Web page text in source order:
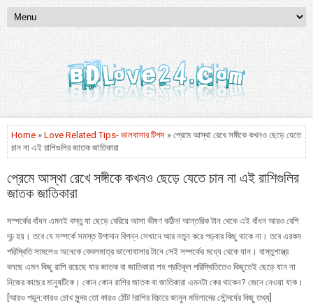
Home » Love Related Tips- ভালবাসার টিপস » প্রেমে আস্থা রেখে সঙ্গীকে কখনও ছেড়ে যেতে
চান না এই রাশিগুলির জাতক জাতিকারা
প্রেমে আস্থা রেখে সঙ্গীকে কখনও ছেড়ে যেতে চান না এই রাশিগুলির
জাতক জাতিকারা
সম্পর্কের বাঁধন এমনই বস্তু যা ছেড়ে বেরিয়ে আসা ভীষণ কঠিন! আন্তরিক টান থেকে এই বাঁধন আরও বেশি
দৃঢ় হয়। তবে যে সম্পর্কে সমস্ত উপাদান বিপন্ন সেখানে আর নতুন করে গড়বার কিছু থাকে না। তবে এরকম
পরিস্থিতি সামলেও অনেকে কেবলমাত্র ভালোবাসার টানে সেই সম্পর্কের মধ্যে থেকে যান। বাস্তুশাস্ত্র
বলছে এমন কিছু রাশি রয়েছে যার জাতক বা জাতিকারা শহ প্রতিকূল পরিস্থিতিতেও কিছুতেই ছেড়ে যান না
নিজের কাছের মানুষটিকে। কোন কোন রাশির জাতক বা জাতিকারা এমনটা কের থাকেন? জেনে নেওয়া যাক।
[আরও পড়ুন:কারও চোখ সুন্দর তো কারও ঠোঁট !রাশির বিচারে জানুন মহিলাদের সৌন্দর্যের কিছু তথ্য]